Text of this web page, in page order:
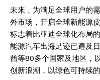
未来，为满足全球用户的
外市场，开启全球新能源
标志着比亚迪全球化布局
能源汽车出海足迹已遍及
酋等80多个国家及地区，
创新浪潮，以绿色可持续